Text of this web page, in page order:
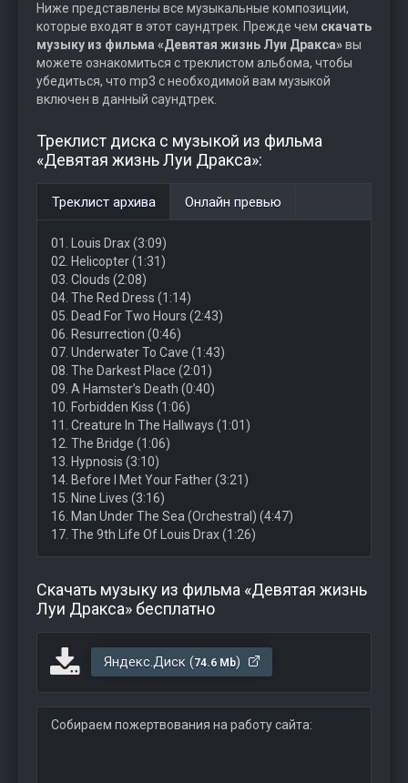
Ниже представлены все музыкальные композиции,
которые входят в этот саундтрек. Прежде чем скачать
музыку из фильма «Девятая жизнь Луи Дракса»вы
можете ознакомиться с треклистом альбома, чтобы
убедиться, что mp3 с необходимой вам музыкой
включен в данный саундтрек.
Треклист диска с музыкой из фильма
«Девятая жизнь Луи Дракса»:
Треклист архива Онлайн превью
01. Louis Drax (3:09)
02. Helicopter (1:31)
03. Clouds (2:08)
04. The Red Dress (1:14)
05. Dead For Two Hours (2:43)
06. Resurrection (0:46)
07. Underwater To Cave (1:43)
08. The Darkest Place (2:01)
09. A Hamster’s Death (0:40)
10. Forbidden Kiss (1:06)
11. Creature In The Hallways (1:01)
12. The Bridge (1:06)
13. Hypnosis (3:10)
14. Before I Met Your Father (3:21)
15. Nine Lives (3:16)
16. Man Under The Sea (Orchestral) (4:47)
17. The 9th Life Of Louis Drax (1:26)
Скачать музыку из фильма «Девятая жизнь
Луи Дракса» бесплатно
Яндекс.Диск (74.6 Mb)
Собираем пожертвования на работу сайта: